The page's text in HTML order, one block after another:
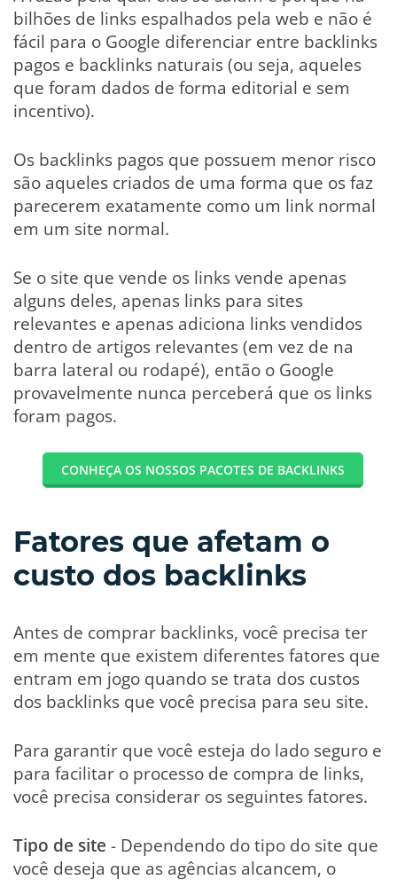
bilhões de links espalhados pela web e não é
fácil para o Google diferenciar entre backlinks
pagos e backlinks naturais (ou seja, aqueles
que foram dados de forma editorial e sem
incentivo).
Os backlinks pagos que possuem menor risco
são aqueles criados de uma forma que os faz
parecerem exatamente como um link normal
em um site normal.
Se o site que vende os links vende apenas
alguns deles, apenas links para sites
relevantes e apenas adiciona links vendidos
dentro de artigos relevantes (em vez de na
barra lateral ou rodapé), então o Google
provavelmente nunca perceberá que os links
foram pagos.
CONHEÇA OS NOSSOS PACOTES DE BACKLINKS
Fatores que afetam o
custo dos backlinks
Antes de comprar backlinks, você precisa ter
em mente que existem diferentes fatores que
entram em jogo quando se trata dos custos
dos backlinks que você precisa para seu site.
Para garantir que você esteja do lado seguro e
para facilitar o processo de compra de links,
você precisa considerar os seguintes fatores.
Tipo de site - Dependendo do tipo do site que
você deseja que as agências alcancem, o